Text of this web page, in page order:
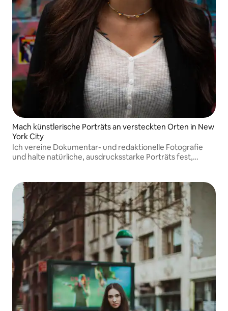
Mach künstlerische Porträts an versteckten Orten in New
York City
Ich vereine Dokumentar- und redaktionelle Fotografie
und halte natürliche, ausdrucksstarke Porträts fest,